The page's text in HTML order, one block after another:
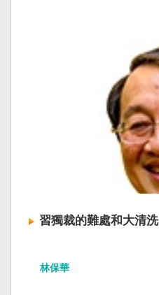
習獨裁的難處和大清洗
林保華